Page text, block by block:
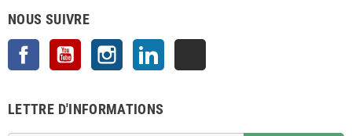
NOUS SUIVRE
Facebook YouTube Instagram
LETTRE D'INFORMATIONS